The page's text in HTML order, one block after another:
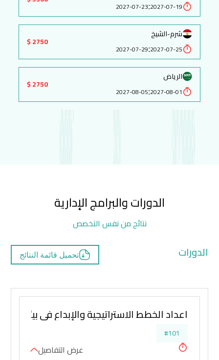
2027-07-19
:
2027-07-23
شرم-الشيخ
2027-07-25
:
2027-07-29
2750 $
الرياض
2027-08-01
:
2027-08-05
2750 $
الدورات والبرامج الإدارية
نتائج من نفس التخصص
الدورات تحميل قائمة النتائج
اعداد الخطط الاستراتيجية والإبداع في بيئات
#101
عرض التفاصيل